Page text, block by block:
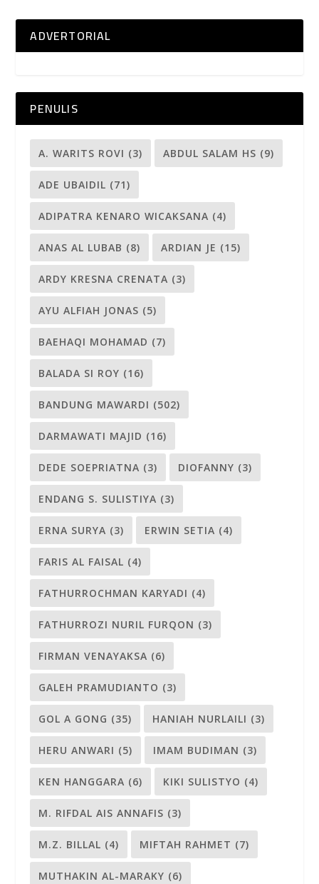
ADVERTORIAL
PENULIS
A. WARITS ROVI (3) ABDUL SALAM HS (9)
ADE UBAIDIL (71)
ADIPATRA KENARO WICAKSANA (4)
ANAS AL LUBAB (8) ARDIAN JE (15)
ARDY KRESNA CRENATA (3)
AYU ALFIAH JONAS (5)
BAEHAQI MOHAMAD (7)
BALADA SI ROY (16)
BANDUNG MAWARDI (502)
DARMAWATI MAJID (16)
DEDE SOEPRIATNA (3) DIOFANNY (3)
ENDANG S. SULISTIYA (3)
ERNA SURYA (3) ERWIN SETIA (4)
FARIS AL FAISAL (4)
FATHURROCHMAN KARYADI (4)
FATHURROZI NURIL FURQON (3)
FIRMAN VENAYAKSA (6)
GALEH PRAMUDIANTO (3)
GOL A GONG (35) HANIAH NURLAILI (3)
HERU ANWARI (5) IMAM BUDIMAN (3)
KEN HANGGARA (6) KIKI SULISTYO (4)
M. RIFDAL AIS ANNAFIS (3)
M.Z. BILLAL (4) MIFTAH RAHMET (7)
MUTHAKIN AL-MARAKY (6)